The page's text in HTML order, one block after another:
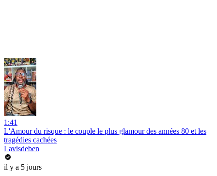
1:41
L'Amour du risque : le couple le plus glamour des années 80 et les
tragédies cachées
Lavisdeben
il y a 5 jours